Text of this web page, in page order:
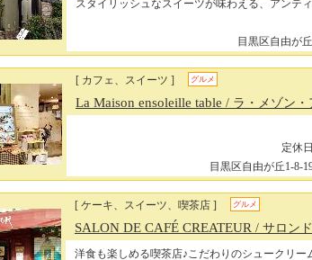
スタイリッシュなスイーツが味わえる、アンテ
目黒区自由が
[ カフェ、スイーツ ] グルメ
La Maison ensoleille table / ラ・メゾン
定休日
目黒区自由が丘1-8-
[ ケーキ、スイーツ、喫茶店 ] グルメ
SALON DE CAFÉ CREATEUR / サロン
洋食も楽しめる喫茶店♪こだわりのシュークリー